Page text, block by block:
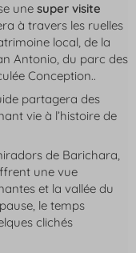
une super visite
à travers les ruelles
local, de la
Antonio, du parc des
Conception..
partagera des
vie à l’histoire de
de Barichara,
une vue
et la vallée du
le temps
clichés